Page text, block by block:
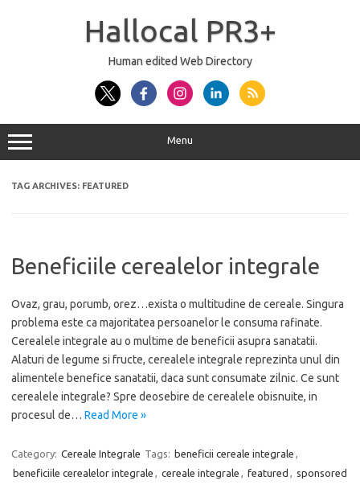
Hallocal PR3+
Human edited Web Directory
Menu
TAG ARCHIVES: FEATURED
Beneficiile cerealelor integrale
Ovaz, grau, porumb, orez…exista o multitudine de cereale. Singura
problema este ca majoritatea persoanelor le consuma rafinate.
Cerealele integrale au o multime de beneficii asupra sanatatii.
Alaturi de legume si fructe, cerealele integrale reprezinta unul din
alimentele benefice sanatatii, daca sunt consumate zilnic. Ce sunt
cerealele integrale? Spre deosebire de cerealele obisnuite, in
procesul de… Read More »
Category: Cereale Integrale Tags: beneficii cereale integrale ,
beneficiile cerealelor integrale , cereale integrale , featured , sponsored